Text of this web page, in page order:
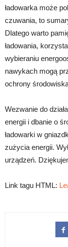
ładowarka może
czuwania, to
Dlatego warto
ładowania,
wybieraniu
nawykach mogą
ochrony
Wezwanie do
energii i dbanie o
ładowarki w
zużycia energii.
urządzeń.
Link tagu HTML: